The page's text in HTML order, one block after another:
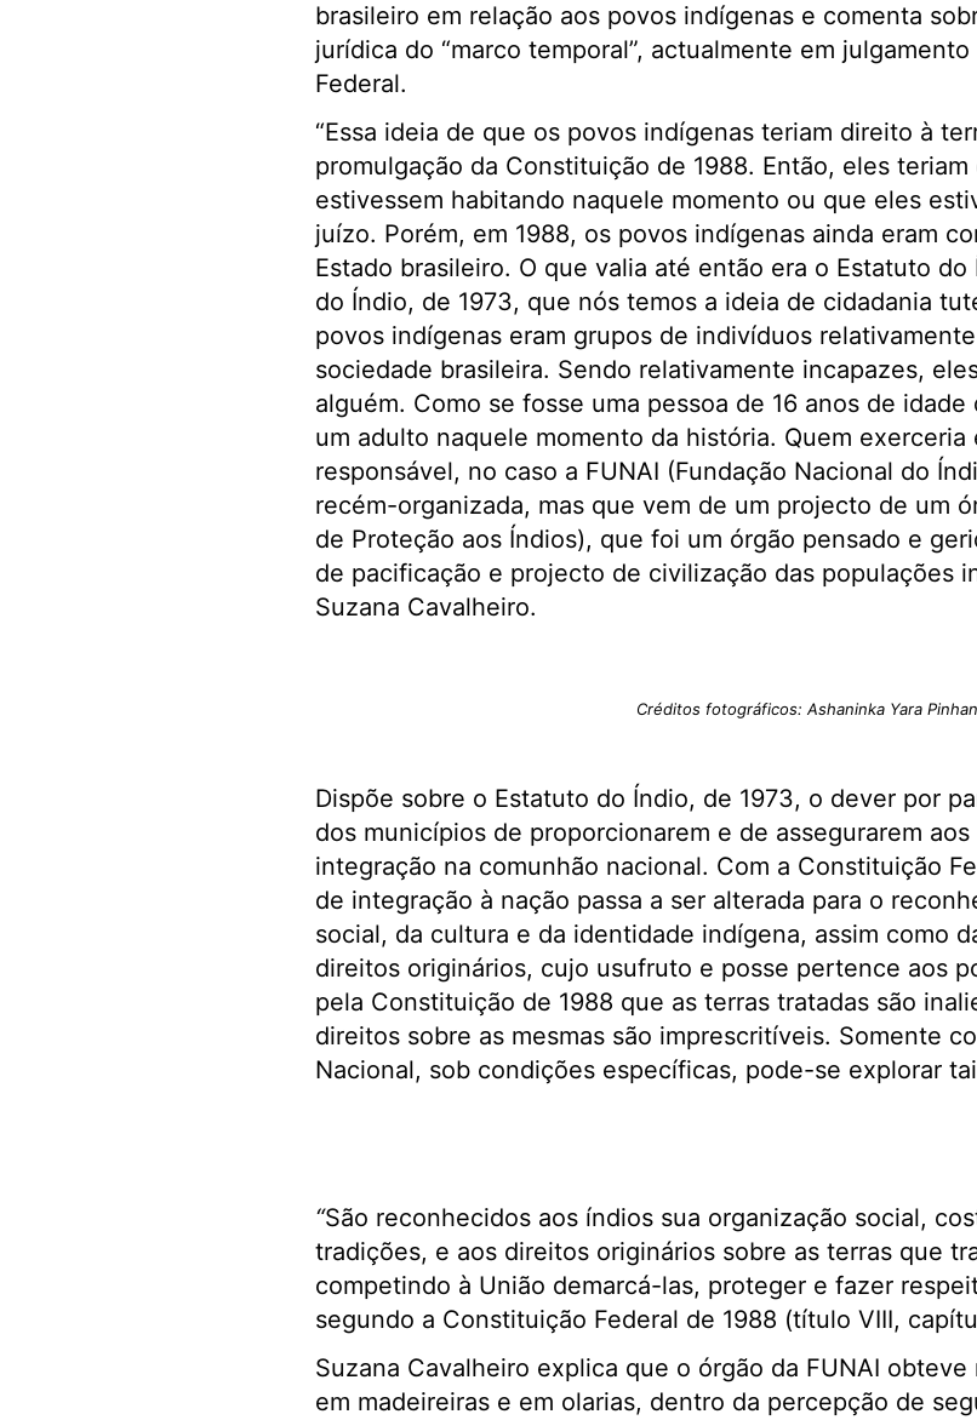
brasileiro em relação aos povos indígenas e comenta
jurídica do “marco temporal”, actualmente em
Federal.
“Essa ideia de que os povos indígenas teriam direito à
promulgação da Constituição de 1988. Então, eles
estivessem habitando naquele momento ou que eles
juízo. Porém, em 1988, os povos indígenas ainda eram
Estado brasileiro. O que valia até então era o Estatuto
do Índio, de 1973, que nós temos a ideia de cidadania
povos indígenas eram grupos de indivíduos
sociedade brasileira. Sendo relativamente incapazes,
alguém. Como se fosse uma pessoa de 16 anos de
um adulto naquele momento da história. Quem exerceria
responsável, no caso a FUNAI (Fundação Nacional do
recém-organizada, mas que vem de um projecto de um
de Proteção aos Índios), que foi um órgão pensado e
de pacificação e projecto de civilização das populações
Suzana Cavalheiro.
Créditos fotográficos: Ashaninka Yara
Dispõe sobre o Estatuto do Índio, de 1973, o dever por
dos municípios de proporcionarem e de assegurarem
integração na comunhão nacional. Com a Constituição
de integração à nação passa a ser alterada para o
social, da cultura e da identidade indígena, assim como
direitos originários, cujo usufruto e posse pertence aos
pela Constituição de 1988 que as terras tratadas são
direitos sobre as mesmas são imprescritíveis. Somente
Nacional, sob condições específicas, pode-se explorar
“São reconhecidos aos índios sua organização social,
tradições, e aos direitos originários sobre as terras que
competindo à União demarcá-las, proteger e fazer
segundo a Constituição Federal de 1988 (título VIII,
Suzana Cavalheiro explica que o órgão da FUNAI
em madeireiras e em olarias, dentro da percepção de